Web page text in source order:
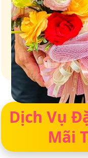
Giữ
Dịch Vụ
Mãi